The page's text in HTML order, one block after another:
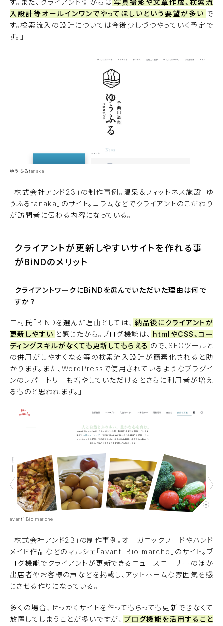
す。また、クライアント側からは 写真撮影や文章作成、検索流
入設計等オールインワンでやってほしいという要望が多い で
す。検索流入の設計については今後少しづつやっていく予定で
す。」
ゆうふるtanaka
「株式会社アンド23」の制作事例。温泉＆フィットネス施設「 ゆ
うふるtanaka 」のサイト。コラムなどでクライアントのこだわり
が訪問者に伝わる内容になっている。
クライアントが更新しやすいサイトを作れる事
がBiNDのメリット
クライアントワークにBiNDを選んでいただいた理由は何で
すか？
二村氏「BiNDを選んだ理由としては、 納品後にクライアントが
更新しやすい と感じたから。ブログ機能は、 htmlやCSS、コー
ディングスキルがなくても更新してもらえる ので、SEOツールと
の併用がしやすくなる等の検索流入設計が簡素化されると助
かります。また、WordPressで使用されているようなプラグイ
ンのレパートリーも増やしていただけるとさらに利用者が増え
るものと思われます。」
avanti Bio marche
「株式会社アンド23」の制作事例。オーガニックフードやハンド
メイド作品などのマルシェ「avanti Bio marche 」のサイト。ブ
ログ機能でクライアントが更新できるニュースコーナーのほか
出店者やお客様の声などを掲載し、アットホームな雰囲気を感
じさせる作りになっている。
多くの場合、せっかくサイトを作ってもらっても更新できなくて
放置してしまうことが多いですが、 ブログ機能を活用すること